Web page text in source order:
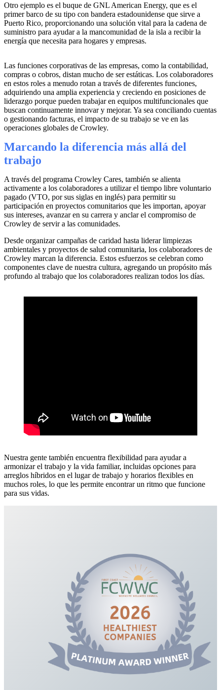
Otro ejemplo es el buque de GNL American Energy, que es el
primer barco de su tipo con bandera estadounidense que sirve a
Puerto Rico, proporcionando una solución vital para la cadena de
suministro para ayudar a la mancomunidad de la isla a recibir la
energía que necesita para hogares y empresas.
Las funciones corporativas de las empresas, como la contabilidad,
compras o cobros, distan mucho de ser estáticas. Los colaboradores
en estos roles a menudo rotan a través de diferentes funciones,
adquiriendo una amplia experiencia y creciendo en posiciones de
liderazgo porque pueden trabajar en equipos multifuncionales que
buscan continuamente innovar y mejorar. Ya sea conciliando cuentas
o gestionando facturas, el impacto de su trabajo se ve en las
operaciones globales de Crowley.
Marcando la diferencia más allá del
trabajo
A través del programa Crowley Cares, también se alienta
activamente a los colaboradores a utilizar el tiempo libre voluntario
pagado (VTO, por sus siglas en inglés) para permitir su
participación en proyectos comunitarios que les importan, apoyar
sus intereses, avanzar en su carrera y anclar el compromiso de
Crowley de servir a las comunidades.
Desde organizar campañas de caridad hasta liderar limpiezas
ambientales y proyectos de salud comunitaria, los colaboradores de
Crowley marcan la diferencia. Estos esfuerzos se celebran como
componentes clave de nuestra cultura, agregando un propósito más
profundo al trabajo que los colaboradores realizan todos los días.
Nuestra gente también encuentra flexibilidad para ayudar a
armonizar el trabajo y la vida familiar, incluidas opciones para
arreglos híbridos en el lugar de trabajo y horarios flexibles en
muchos roles, lo que les permite encontrar un ritmo que funcione
para sus vidas.